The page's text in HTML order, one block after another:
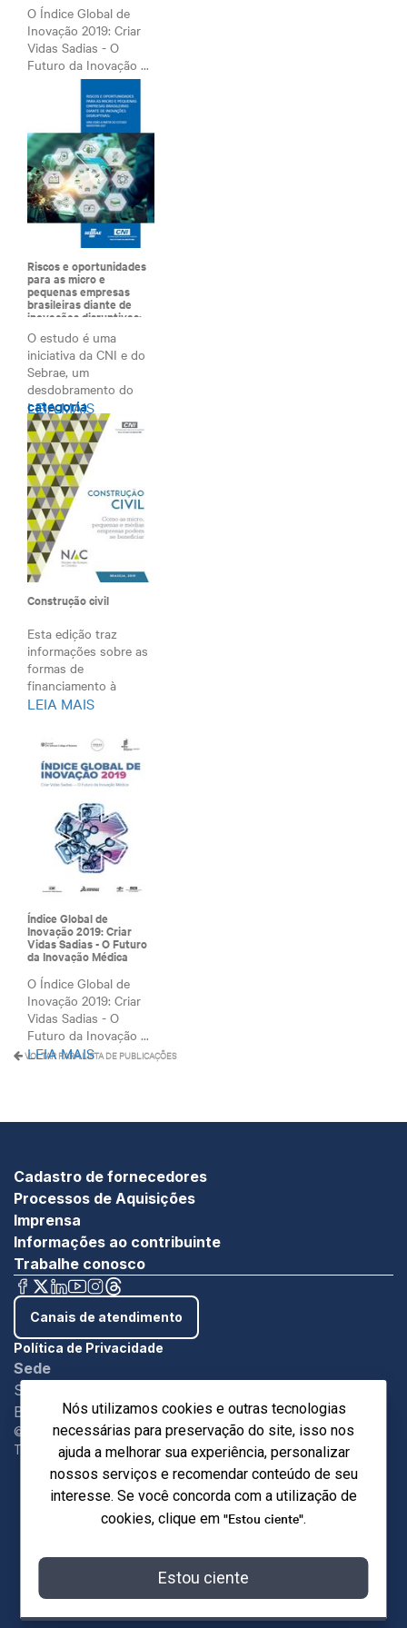
0 páginas
CASOS PRISCO
0 páginas
CASOS SAMSUNG
0 páginas
CASOS SÍMBIOS
CASOS SOS ALERGIA
0 páginas
CASOS SUZANO
0 páginas
CASOS TOCTAO
0 páginas
CASOS WHIRLPOOL
CASOS MMO
0 páginas
O Índice Global de
Inovação 2019: Criar
Vidas Sadias - O
Futuro da Inovação ...
LEIA MAIS
Riscos e oportunidades
para as micro e
pequenas empresas
brasileiras diante de
inovações disruptivas:
uma visão a partir do
estudo indústria 2027
O estudo é uma
iniciativa da CNI e do
Sebrae, um
desdobramento do
projeto In...
LEIA MAIS
categoria
Construção civil
Esta edição traz
informações sobre as
formas de
financiamento à
construção c...
LEIA MAIS
Índice Global de
Inovação 2019: Criar
Vidas Sadias - O Futuro
da Inovação Médica
O Índice Global de
Inovação 2019: Criar
Vidas Sadias - O
Futuro da Inovação ...
LEIA MAIS
VOLTAR PARA LISTA DE PUBLICAÇÕES
Cadastro de fornecedores
Processos de Aquisições
Imprensa
Informações ao contribuinte
Trabalhe conosco
Canais de atendimento
Política de Privacidade
Sede
SBN - Quadra 1 - Bloco C Ed. Roberto Simonsen
Brasília/DF - CEP 7004-903
©Copyright 2024. Sistema Indústria.
Todos os direitos reservados.
Nós utilizamos cookies e outras tecnologias
necessárias para preservação do site, isso nos
ajuda a melhorar sua experiência, personalizar
nossos serviços e recomendar conteúdo de seu
interesse. Se você concorda com a utilização de
cookies, clique em "Estou ciente".
Estou ciente